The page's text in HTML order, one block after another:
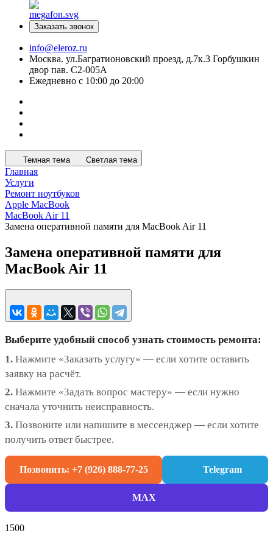
Заказать звонок
info@eleroz.ru
Москва. ул.Багратионовский проезд, д.7к.3 Горбушкин
двор пав. C2-005A
Ежедневно с 10:00 до 20:00
Темная тема Светлая тема
Главная
Услуги
Ремонт ноутбуков
Apple MacBook
MacBook Air 11
Замена оперативной памяти для MacBook Air 11
Замена оперативной памяти для
MacBook Air 11
Выберите удобный способ узнать стоимость ремонта:
1. Нажмите «Заказать услугу» — если хотите оставить
заявку на расчёт.
2. Нажмите «Задать вопрос мастеру» — если нужно
сначала уточнить неисправность.
3. Позвоните или напишите в мессенджер — если хотите
получить ответ быстрее.
Позвонить: +7 (926) 888-77-25 Telegram
MAX
1500